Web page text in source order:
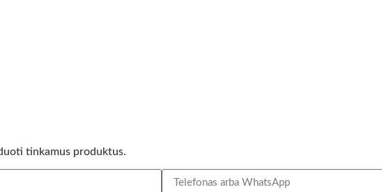
tinkamus produktus.